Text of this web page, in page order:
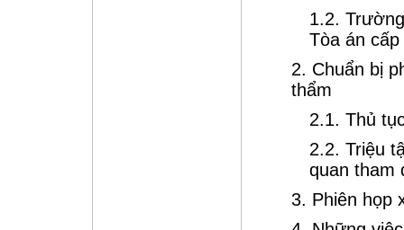
1.2.
Tòa án
2. Chuẩn bị
thẩm
2.1. Thủ
2.2. Triệu
quan tham
3. Phiên họp